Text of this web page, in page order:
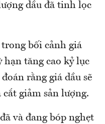
dầu đã tinh lọc
bối cảnh giá
tăng cao kỷ lục
rằng giá dầu sẽ
giảm sản lượng.
và đang bóp nghẹt